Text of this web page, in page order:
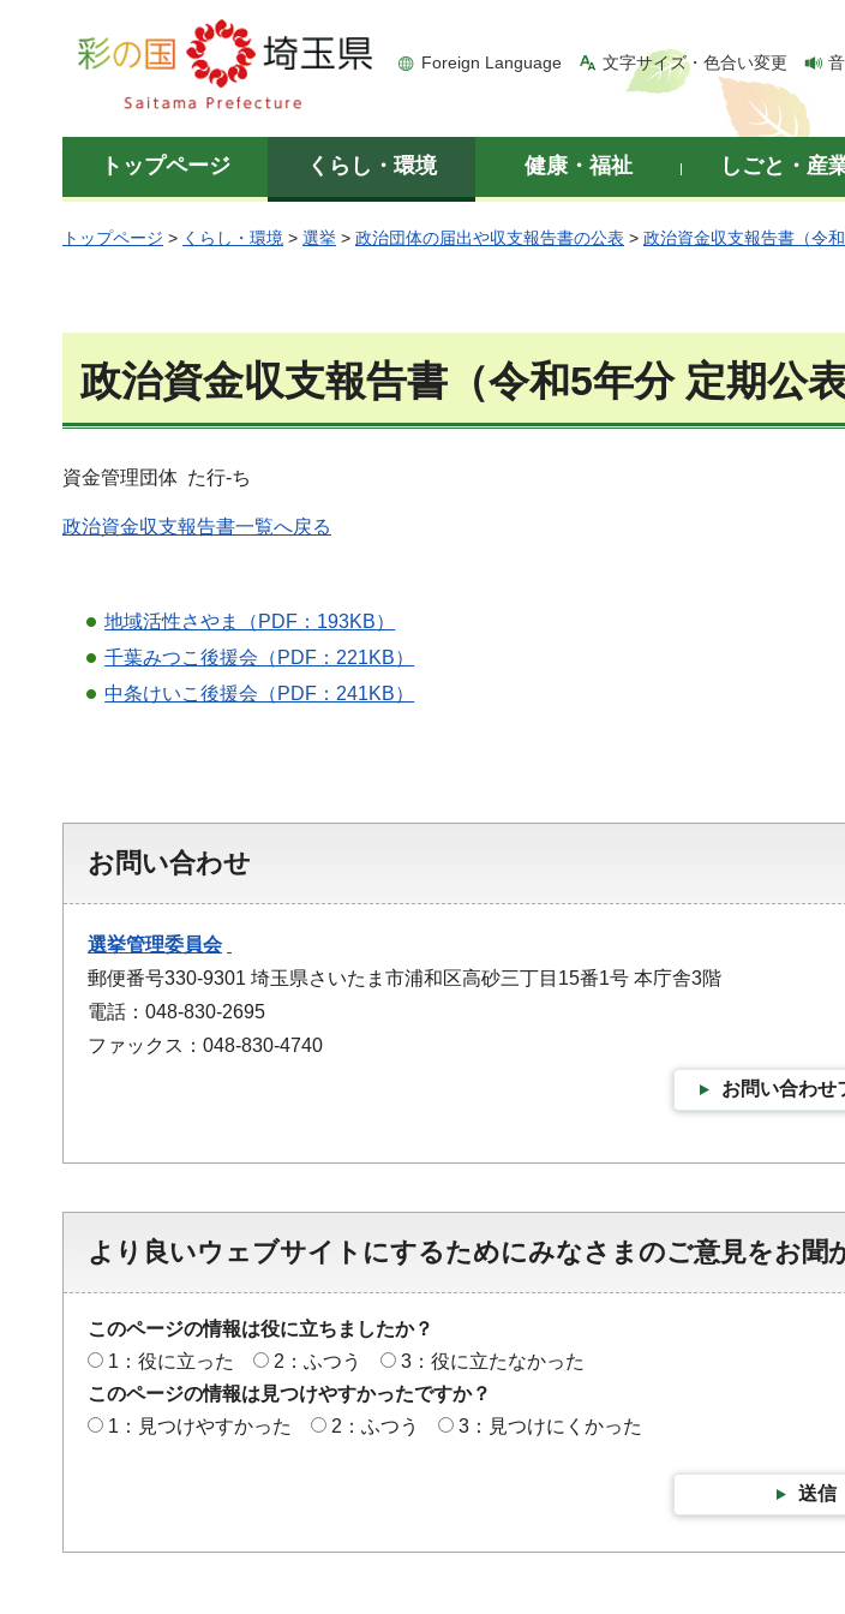
彩の国 埼玉県
Foreign Language 文字サイズ・色合い変更
トップページ くらし・環境 健康・福祉 しごと・産
トップページ > くらし・環境 > 選挙 > 政治団体の届出や収支報告書の公表 > 政治資金収支報告書（令
政治資金収支報告書（令和5年分 定期公
資金管理団体 た行-ち
政治資金収支報告書一覧へ戻る
地域活性さやま（PDF：193KB）
千葉みつこ後援会（PDF：221KB）
中条けいこ後援会（PDF：241KB）
お問い合わせ
選挙管理委員会
郵便番号330-9301 埼玉県さいたま市浦和区高砂三丁目15番1号 本庁舎3階
電話：048-830-2695
ファックス：048-830-4740
お問い合わせ
より良いウェブサイトにするためにみなさまのご意見をお聞
このページの情報は役に立ちましたか？
1：役に立った
2：ふつう
3：役に立たなかった
このページの情報は見つけやすかったですか？
1：見つけやすかった
2：ふつう 3：見つけにくかった
送信